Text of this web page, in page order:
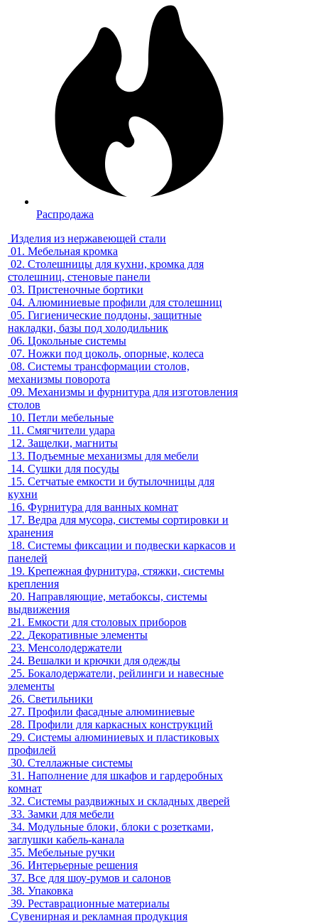
Распродажа
Изделия из нержавеющей стали
01. Мебельная кромка
02. Столешницы для кухни, кромка для
столешниц, стеновые панели
03. Пристеночные бортики
04. Алюминиевые профили для столешниц
05. Гигиенические поддоны, защитные
накладки, базы под холодильник
06. Цокольные системы
07. Ножки под цоколь, опорные, колеса
08. Системы трансформации столов,
механизмы поворота
09. Механизмы и фурнитура для изготовления
столов
10. Петли мебельные
11. Смягчители удара
12. Защелки, магниты
13. Подъемные механизмы для мебели
14. Сушки для посуды
15. Сетчатые емкости и бутылочницы для
кухни
16. Фурнитура для ванных комнат
17. Ведра для мусора, системы сортировки и
хранения
18. Системы фиксации и подвески каркасов и
панелей
19. Крепежная фурнитура, стяжки, системы
крепления
20. Направляющие, метабоксы, системы
выдвижения
21. Емкости для столовых приборов
22. Декоративные элементы
23. Менсолодержатели
24. Вешалки и крючки для одежды
25. Бокалодержатели, рейлинги и навесные
элементы
26. Светильники
27. Профили фасадные алюминиевые
28. Профили для каркасных конструкций
29. Системы алюминиевых и пластиковых
профилей
30. Стеллажные системы
31. Наполнение для шкафов и гардеробных
комнат
32. Системы раздвижных и складных дверей
33. Замки для мебели
34. Модульные блоки, блоки с розетками,
заглушки кабель-канала
35. Мебельные ручки
36. Интерьерные решения
37. Все для шоу-румов и салонов
38. Упаковка
39. Реставрационные материалы
Сувенирная и рекламная продукция